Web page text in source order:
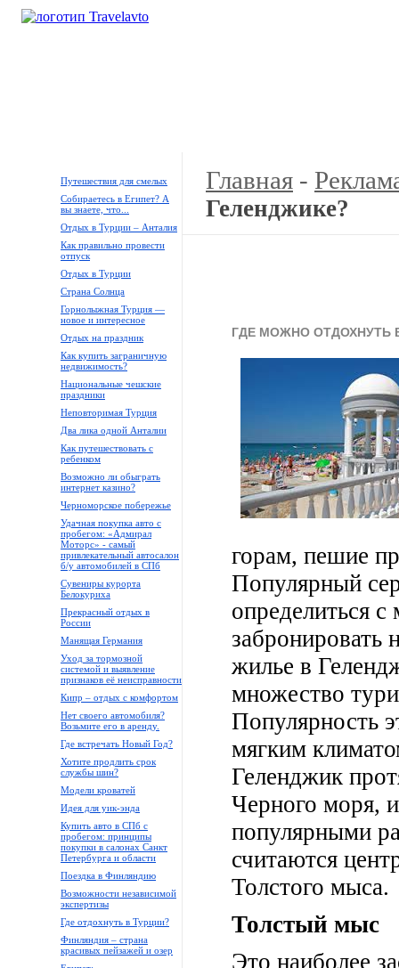
Путешествия для смелых
Собираетесь в Египет? А
вы знаете, что...
Отдых в Турции – Анталия
Как правильно провести
отпуск
Отдых в Турции
Страна Солнца
Горнолыжная Турция —
новое и интересное
Отдых на праздник
Как купить заграничную
недвижимость?
Национальные чешские
праздники
Неповторимая Турция
Два лика одной Анталии
Как путешествовать с
ребенком
Возможно ли обыграть
интернет казино?
Черноморское побережье
Удачная покупка авто с
пробегом: «Адмирал
Моторс» - самый
привлекательный автосалон
б/у автомобилей в СПб
Сувениры курорта
Белокуриха
Прекрасный отдых в
России
Манящая Германия
Уход за тормозной
системой и выявление
признаков её неисправности
Кипр – отдых с комфортом
Нет своего автомобиля?
Возьмите его в аренду.
Где встречать Новый Год?
Хотите продлить срок
службы шин?
Модели кроватей
Идея для уик-энда
Купить авто в СПб с
пробегом: принципы
покупки в салонах Санкт
Петербурга и области
Поездка в Финляндию
Возможности независимой
экспертизы
Где отдохнуть в Турции?
Финляндия – страна
красивых пейзажей и озер
Главная -
Геленджике?
ГДЕ МОЖНО ОТДОХНУТЬ
горам, пешие
Популярный
определиться
забронировать
жилье в
множество
Популярность
мягким
Геленджик
Черного моря,
популярными
считаются
Толстого мыса.
Толстый мыс
Это наиболее